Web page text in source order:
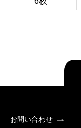
お問い合わせ